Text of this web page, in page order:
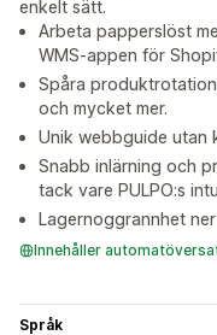
enkelt sätt.
Arbeta papperslöst
WMS-appen för
Spåra
och mycket mer.
Unik webbguide utan
Snabb inlärning och
tack vare PULPO:s
Lagernoggrannhet
Innehåller
Språk